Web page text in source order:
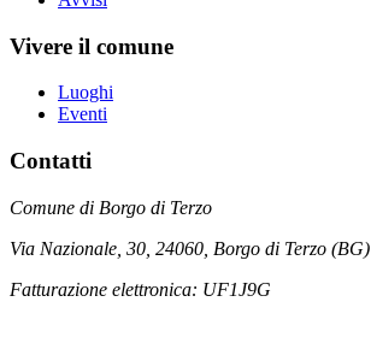
Vivere il comune
Luoghi
Eventi
Contatti
Comune di Borgo di Terzo
Via Nazionale, 30, 24060, Borgo di Terzo (BG)
Fatturazione elettronica: UF1J9G